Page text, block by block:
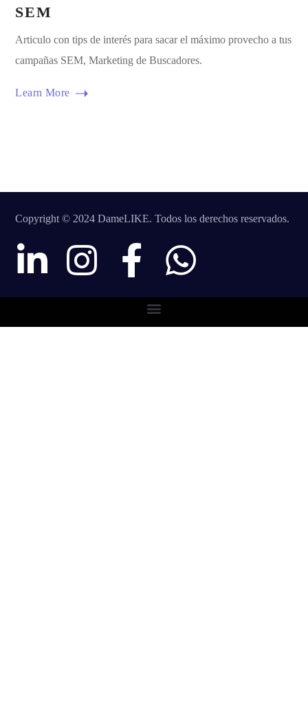
SEM
Articulo con tips de interés para sacar el máximo provecho a tus
campañas SEM, Marketing de Buscadores.
Learn More
Copyright © 2024 DameLIKE. Todos los derechos reservados.